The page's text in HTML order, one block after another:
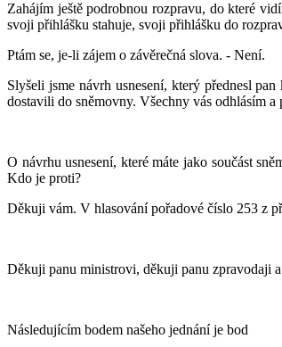
Zahájím ještě podrobnou rozpravu, do které
svoji přihlášku stahuje, svoji přihlášku do
Ptám se, je-li zájem o závěrečná slova. - Není.
Slyšeli jsme návrh usnesení, který přednesl
dostavili do sněmovny. Všechny vás odhlásím
O návrhu usnesení, které máte jako součást
Kdo je proti?
Děkuji vám. V hlasování pořadové číslo 253 z
Děkuji panu ministrovi, děkuji panu zpravodaji
Následujícím bodem našeho jednání je bod